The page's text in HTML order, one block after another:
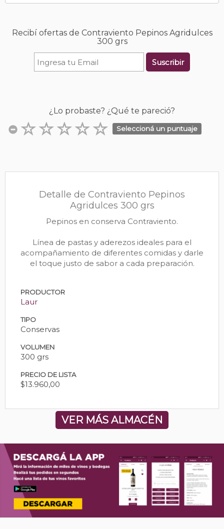
Recibí ofertas de Contraviento Pepinos Agridulces
300 grs
Suscribir
¿Lo probaste? ¿Qué te pareció?
Seleccioná un puntuaje
Detalle de Contraviento Pepinos
Agridulces 300 grs
Pepinos en conserva Contraviento.
Línea de pastas y aderezos ideales para el
acompañamiento de diferentes comidas y darle
el toque justo de sabor a cada preparación.
PRODUCTOR
Laur
TIPO
Conservas
VOLUMEN
300 grs
PRECIO DE LISTA
$13.960,00
VER MÁS ALMACÉN